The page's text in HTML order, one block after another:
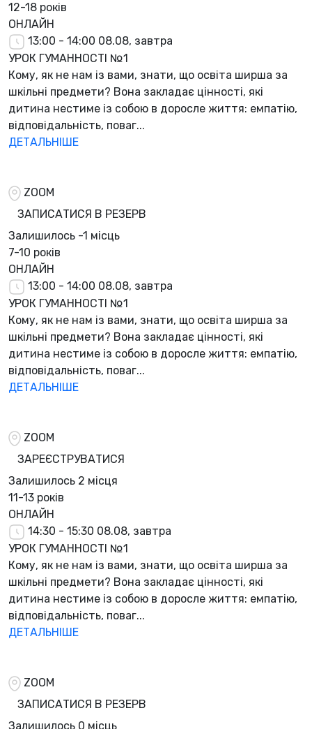
12-18 років
ОНЛАЙН
13:00 - 14:00 08.08, завтра
УРОК ГУМАННОСТІ №1
Кому, як не нам із вами, знати, що освіта ширша за
шкільні предмети? Вона закладає цінності, які
дитина нестиме із собою в доросле життя: емпатію,
відповідальність, поваг...
ДЕТАЛЬНІШЕ
ZOOM
ЗАПИСАТИСЯ В РЕЗЕРВ
Залишилось -1 місць
7-10 років
ОНЛАЙН
13:00 - 14:00 08.08, завтра
УРОК ГУМАННОСТІ №1
Кому, як не нам із вами, знати, що освіта ширша за
шкільні предмети? Вона закладає цінності, які
дитина нестиме із собою в доросле життя: емпатію,
відповідальність, поваг...
ДЕТАЛЬНІШЕ
ZOOM
ЗАРЕЄСТРУВАТИСЯ
Залишилось 2 місця
11-13 років
ОНЛАЙН
14:30 - 15:30 08.08, завтра
УРОК ГУМАННОСТІ №1
Кому, як не нам із вами, знати, що освіта ширша за
шкільні предмети? Вона закладає цінності, які
дитина нестиме із собою в доросле життя: емпатію,
відповідальність, поваг...
ДЕТАЛЬНІШЕ
ZOOM
ЗАПИСАТИСЯ В РЕЗЕРВ
Залишилось 0 місць